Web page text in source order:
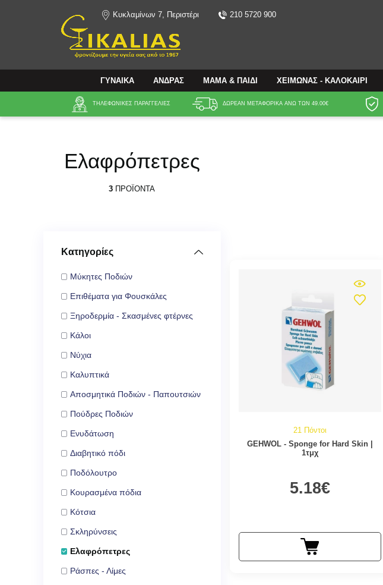
Κυκλαμίνων 7, Περιστέρι 210 5720 900
ΓΥΝΑΙΚΑ ΑΝΔΡΑΣ ΜΑΜΑ & ΠΑΙΔΙ ΧΕΙΜΩΝΑΣ - ΚΑΛΟΚΑΙΡΙ
ΤΗΛΕΦΩΝΙΚΕΣ ΠΑΡΑΓΓΕΛΙΕΣ ΔΩΡΕΑΝ ΜΕΤΑΦΟΡΙΚΑ ΑΝΩ ΤΩΝ 49.00€
Αναζήτηση
Ελαφρόπετρες
3 ΠΡΟΪΌΝΤΑ
Κατηγορίες
Μύκητες Ποδιών
Επιθέματα για Φουσκάλες
Ξηροδερμία - Σκασμένες φτέρνες
Κάλοι
Νύχια
Καλυπτικά
Αποσμητικά Ποδιών - Παπουτσιών
Πούδρες Ποδιών
Ενυδάτωση
Διαβητικό πόδι
Ποδόλουτρο
Κουρασμένα πόδια
Κότσια
Σκληρύνσεις
Ελαφρόπετρες
Ράσπες - Λίμες
21 Πόντοι
GEHWOL - Sponge for Hard Skin |
1τμχ
5.18€